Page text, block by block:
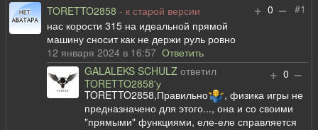
#1
+ 0 –
TORETTO2858 - к старой версии
нас корости 315 на идеальной прямой
машину сносит как не держи руль ровно
12 января 2024 в 16:57Ответить
+ 0 –
GALALEKS SCHULZ ответил
TORETTO2858'у
TORETTO2858,Правильно
, физика игры не
предназначено для этого..., она и со своими
"прямыми" функциями, еле-еле справляется